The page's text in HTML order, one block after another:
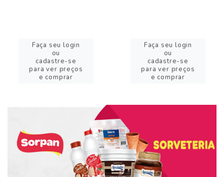
Faça seu login
ou
cadastre-se
para ver preços
e comprar
Faça seu login
ou
cadastre-se
para ver preços
e comprar